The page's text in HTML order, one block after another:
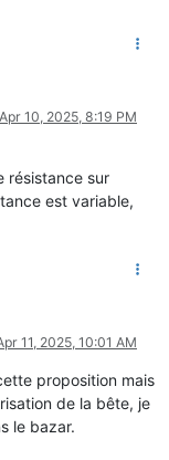
Apr 10, 2025, 8:19 PM
résistance sur
est variable,
11, 2025, 10:01 AM
proposition mais
de la bête, je
le bazar.